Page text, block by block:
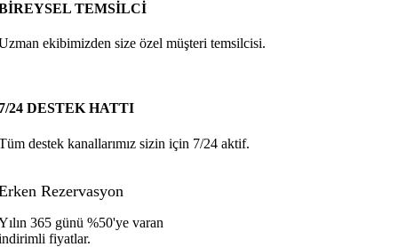
TEMSİLCİ
ekibimizden size özel müşteri temsilcisi.
24 DESTEK HATTI
destek kanallarımız sizin için 7/24 aktif.
Rezervasyon
365 günü %50'ye varan
fiyatlar.